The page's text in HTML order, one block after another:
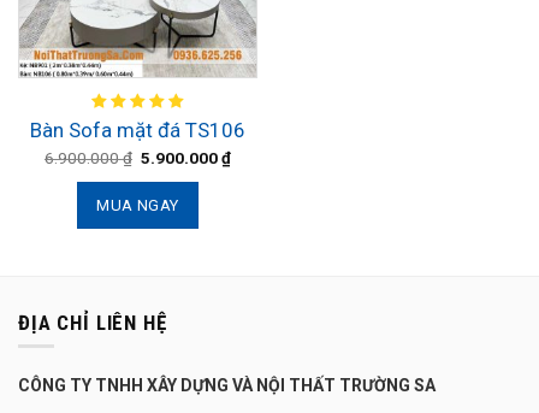
Bàn Sofa mặt đá TS106
6.900.000₫ 5.900.000₫
MUA NGAY
ĐỊA CHỈ LIÊN HỆ
CÔNG TY TNHH XÂY DỰNG VÀ NỘI THẤT TRƯỜNG SA